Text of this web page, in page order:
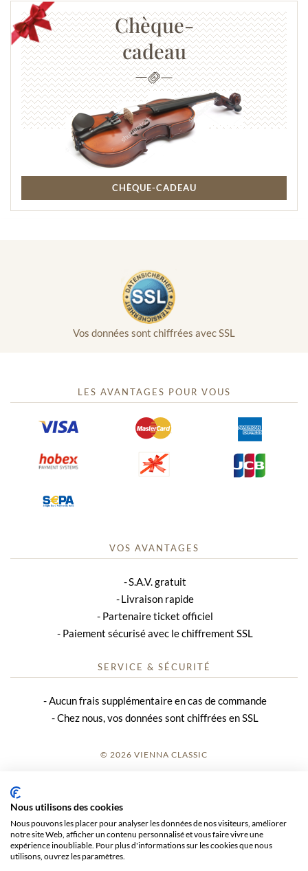
Chèque-
cadeau
CHÈQUE-CADEAU
Vos données sont chiffrées avec SSL
LES AVANTAGES POUR VOUS
VOS AVANTAGES
S.A.V. gratuit
Livraison rapide
Partenaire ticket officiel
Paiement sécurisé avec le chiffrement SSL
SERVICE & SÉCURITÉ
Aucun frais supplémentaire en cas de commande
Chez nous, vos données sont chiffrées en SSL
© 2026 VIENNA CLASSIC
CGV
Nous utilisons des cookies
Nous pouvons les placer pour analyser les données de nos visiteurs, améliorer
notre site Web, afficher un contenu personnalisé et vous faire vivre une
expérience inoubliable. Pour plus d'informations sur les cookies que nous
utilisons, ouvrez les paramètres.